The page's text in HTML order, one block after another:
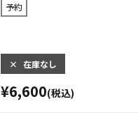
予約
× 在庫なし
¥6,600(税込)